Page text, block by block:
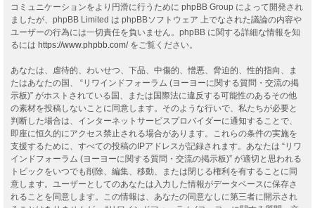
コミュニケーションをより円滑に行うために phpBB Group によって開発され
ましたが、phpBB Limited は phpBBソフトウェア 上でなされた議論の内容や
ユーザーの行為には一切責任を負いません。phpBB に関する詳細な情報を知
るには https://www.phpbb.com/をご覧ください。
あなたは、虐待的、わいせつ、下品、中傷的、憎悪、脅迫的、性的指向、ま
たはあなたの国、 “リワインドフォーラム (ヨーヨーに関する質問・交流の掲
示板)” がホストされている国、または国際法に違反する可能性のあるその他
の素材を投稿しないことに同意します。そのような行いで、私たちが必要と
判断した場合は、インターネットサービスプロバイダーに通知することで、
即座に恒久的にアクセス禁止される場合があります。これらの条件の実施を
支援するために、すべての投稿のIPアドレスが記録されます。あなたは “リワ
インドフォーラム (ヨーヨーに関する質問・交流の掲示板)” が適切と思われる
トピックをいつでも削除、編集、移動、または閉じる権利を有することに同
意します。ユーザーとしてのあなたは入力した情報がデータベースに保存さ
れることを同意します。この情報は、あなたの同意なしに第三者に開示され